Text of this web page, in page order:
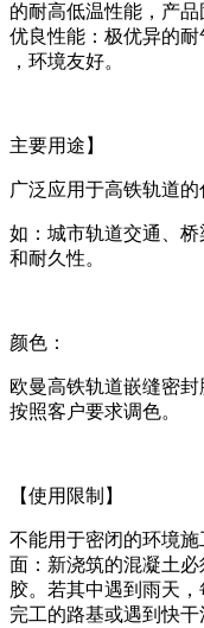
的耐高低温性能，产
优良性能：极优异的耐
，环境友好。
主要用途】
广泛应用于高铁轨道的
如：城市轨道交通、
和耐久性。
颜色：
欧曼高铁轨道嵌缝密
按照客户要求调色。
【使用限制】
不能用于密闭的环境
面：新浇筑的混凝土
胶。若其中遇到雨天
完工的路基或遇到快